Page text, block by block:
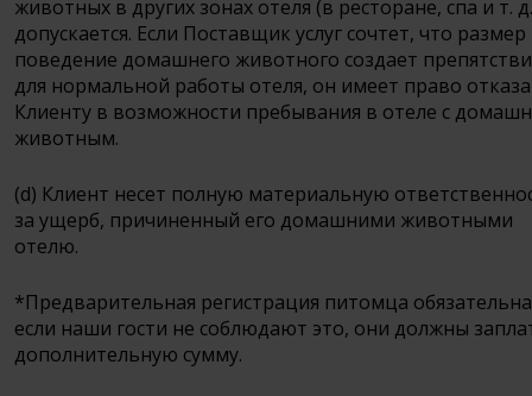
животных в других зонах отеля (в ресторане, спа и т.
допускается. Если Поставщик услуг сочтет, что
поведение домашнего животного создает
для нормальной работы отеля, он имеет право
Клиенту в возможности пребывания в отеле с
животным.
(d) Клиент несет полную материальную
за ущерб, причиненный его домашними животными
отелю.
*Предварительная регистрация питомца
если наши гости не соблюдают это, они должны
дополнительную сумму.